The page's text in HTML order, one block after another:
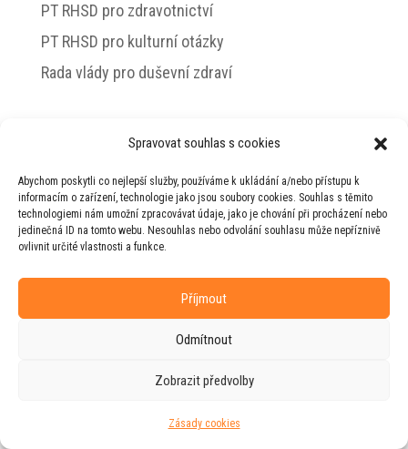
Spravovat souhlas s cookies
Abychom poskytli co nejlepší služby, používáme k ukládání a/nebo přístupu k
informacím o zařízení, technologie jako jsou soubory cookies. Souhlas s těmito
technologiemi nám umožní zpracovávat údaje, jako je chování při procházení nebo
jedinečná ID na tomto webu. Nesouhlas nebo odvolání souhlasu může nepříznivě
ovlivnit určité vlastnosti a funkce.
Příjmout
Odmítnout
Zobrazit předvolby
Zásady cookies
PT RHSD pro zdravotnictví
PT RHSD pro kulturní otázky
Rada vlády pro duševní zdraví
Horeckého
Web vytvořila firmaRUDIve spolupráci s
agenturou